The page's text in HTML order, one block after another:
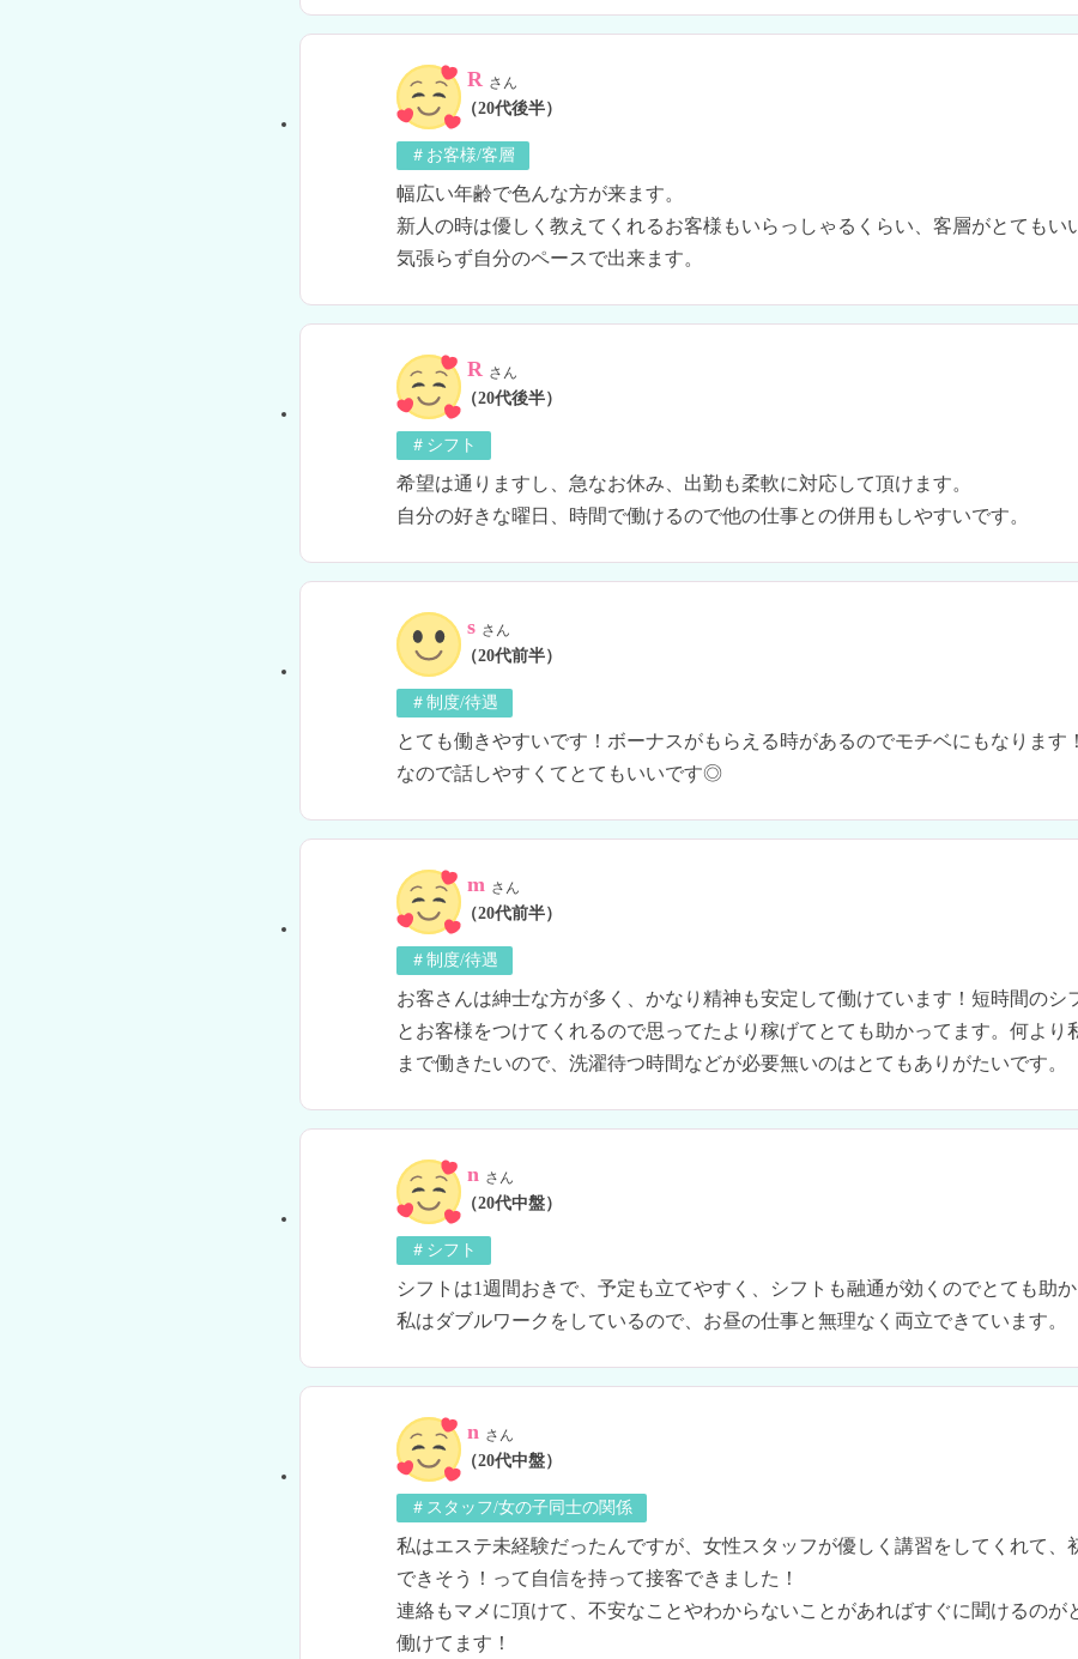
R さん
（20代後半）
＃お客様/客層
幅広い年齢で色んな方が来ます。
新人の時は優しく教えてくれるお客様もいらっしゃるくらい、客層がとてもい
気張らず自分のペースで出来ます。
R さん
（20代後半）
＃シフト
希望は通りますし、急なお休み、出勤も柔軟に対応して頂けます。
自分の好きな曜日、時間で働けるので他の仕事との併用もしやすいです。
s さん
（20代前半）
＃制度/待遇
とても働きやすいです！ボーナスがもらえる時があるのでモチベにもなります
なので話しやすくてとてもいいです◎
m さん
（20代前半）
＃制度/待遇
お客さんは紳士な方が多く、かなり精神も安定して働けています！短時間のシ
とお客様をつけてくれるので思ってたより稼げてとても助かってます。何より
まで働きたいので、洗濯待つ時間などが必要無いのはとてもありがたいです。
n さん
（20代中盤）
＃シフト
シフトは1週間おきで、予定も立てやすく、シフトも融通が効くのでとても助か
私はダブルワークをしているので、お昼の仕事と無理なく両立できています。
n さん
（20代中盤）
＃スタッフ/女の子同士の関係
私はエステ未経験だったんですが、女性スタッフが優しく講習をしてくれて、
できそう！って自信を持って接客できました！
連絡もマメに頂けて、不安なことやわからないことがあればすぐに聞けるのが
働けてます！